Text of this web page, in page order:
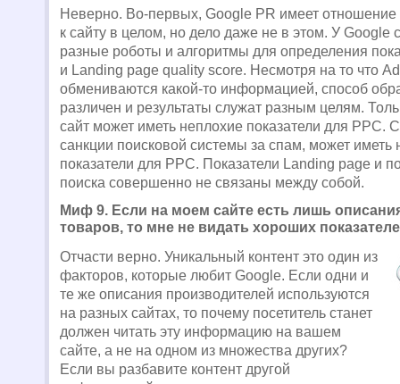
Неверно. Во-первых, Google PR имеет отношение
к сайту в целом, но дело даже не в этом. У Google
разные роботы и алгоритмы для определения
и Landing page quality score. Несмотря на то что
обмениваются какой-то информацией, способ
различен и результаты служат разным целям.
сайт может иметь неплохие показатели для PPC.
санкции поисковой системы за спам, может иметь
показатели для PPC. Показатели Landing page и
поиска совершенно не связаны между собой.
Миф 9. Если на моем сайте есть лишь
товаров, то мне не видать хороших
Отчасти верно. Уникальный контент это один из
факторов, которые любит Google. Если одни и
те же описания производителей используются
на разных сайтах, то почему посетитель станет
должен читать эту информацию на вашем
сайте, а не на одном из множества других?
Если вы разбавите контент другой